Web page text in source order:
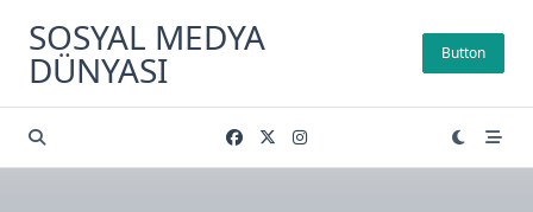
content
SOSYAL MEDYA
DÜNYASI Button